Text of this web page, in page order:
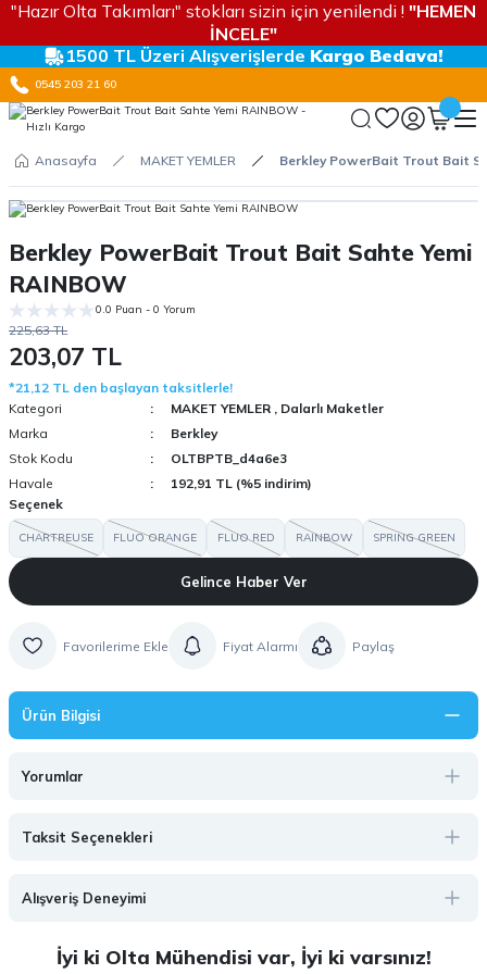
"Hazır Olta Takımları" stokları sizin için yenilendi ! "HEMEN
İNCELE"
1500 TL Üzeri Alışverişlerde Kargo Bedava!
0545 203 21 60
Anasayfa MAKET YEMLER Berkley PowerBait Trout Bait
Berkley PowerBait Trout Bait Sahte Yemi
RAINBOW
0.0 Puan - 0 Yorum
225,63 TL
203,07 TL
*21,12 TL den başlayan taksitlerle!
Kategori
MAKET YEMLER , Dalarlı Maketler
Marka
Berkley
Stok Kodu
OLTBPTB_d4a6e3
Havale
192,91 TL (%5 indirim)
Seçenek
CHARTREUSE FLUO ORANGE FLUO RED RAINBOW SPRING GREEN
Gelince Haber Ver
Fiyat Alarmı Paylaş
Ürün Bilgisi
Yorumlar
Taksit Seçenekleri
Alışveriş Deneyimi
İyi ki Olta Mühendisi var, İyi ki varsınız!